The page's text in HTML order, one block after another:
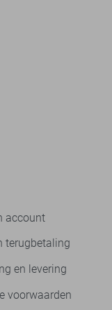
account
terugbetaling
en levering
voorwaarden